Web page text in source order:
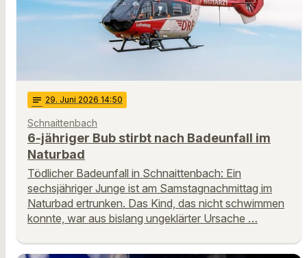
notes 29. Juni 2026 14:50
Schnaittenbach
6-jähriger Bub stirbt nach Badeunfall im
Naturbad
Tödlicher Badeunfall in Schnaittenbach: Ein
sechsjähriger Junge ist am Samstagnachmittag im
Naturbad ertrunken. Das Kind, das nicht schwimmen
konnte, war aus bislang ungeklärter Ursache …